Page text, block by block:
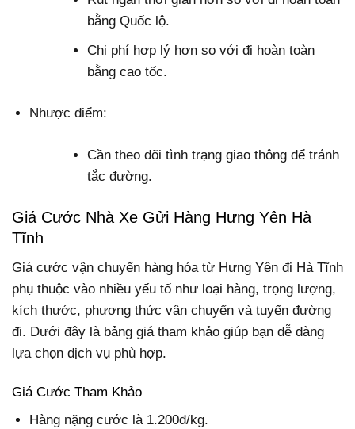
bằng Quốc lộ.
Chi phí hợp lý hơn so với đi hoàn toàn
bằng cao tốc.
Nhược điểm:
Cần theo dõi tình trạng giao thông để tránh
tắc đường.
Giá Cước Nhà Xe Gửi Hàng Hưng Yên Hà
Tĩnh
Giá cước vận chuyển hàng hóa từ Hưng Yên đi Hà Tĩnh
phụ thuộc vào nhiều yếu tố như loại hàng, trọng lượng,
kích thước, phương thức vận chuyển và tuyến đường
đi. Dưới đây là bảng giá tham khảo giúp bạn dễ dàng
lựa chọn dịch vụ phù hợp.
Giá Cước Tham Khảo
Hàng nặng cước là 1.200đ/kg.